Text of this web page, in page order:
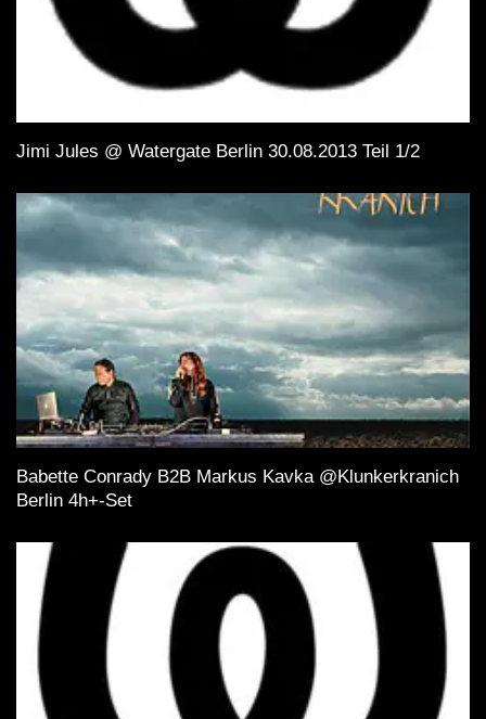
Jimi Jules @ Watergate Berlin 30.08.2013 Teil 1/2
Babette Conrady B2B Markus Kavka @Klunkerkranich
Berlin 4h+-Set